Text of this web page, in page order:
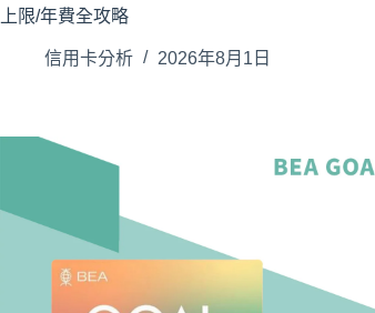
上限/年費全攻略
信用卡分析 2026年8月1日